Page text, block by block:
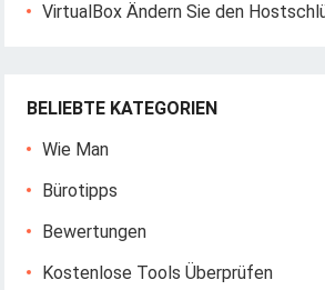
VirtualBox Ändern Sie den
BELIEBTE KATEGORIEN
Wie Man
Bürotipps
Bewertungen
Kostenlose Tools Überprüfen